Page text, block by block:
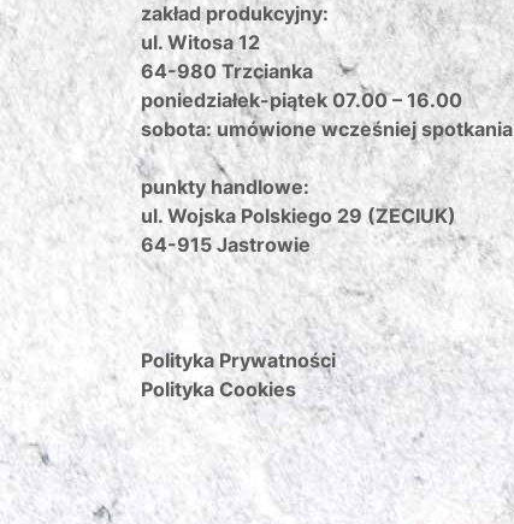
zakład produkcyjny:
ul. Witosa 12
64-980 Trzcianka
poniedziałek-piątek 07.00 – 16.00
sobota: umówione wcześniej spotkania
punkty handlowe:
ul. Wojska Polskiego 29 (ZECIUK)
64-915 Jastrowie
Polityka Prywatności
Polityka Cookies